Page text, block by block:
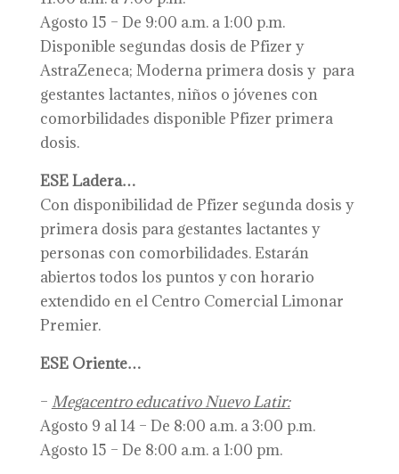
Agosto 15 – De 9:00 a.m. a 1:00 p.m.
Disponible segundas dosis de Pfizer y
AstraZeneca; Moderna primera dosis y para
gestantes lactantes, niños o jóvenes con
comorbilidades disponible Pfizer primera
dosis.
ESE Ladera…
Con disponibilidad de Pfizer segunda dosis y
primera dosis para gestantes lactantes y
personas con comorbilidades. Estarán
abiertos todos los puntos y con horario
extendido en el Centro Comercial Limonar
Premier.
ESE Oriente…
– Megacentro educativo Nuevo Latir:
Agosto 9 al 14 – De 8:00 a.m. a 3:00 p.m.
Agosto 15 – De 8:00 a.m. a 1:00 pm.